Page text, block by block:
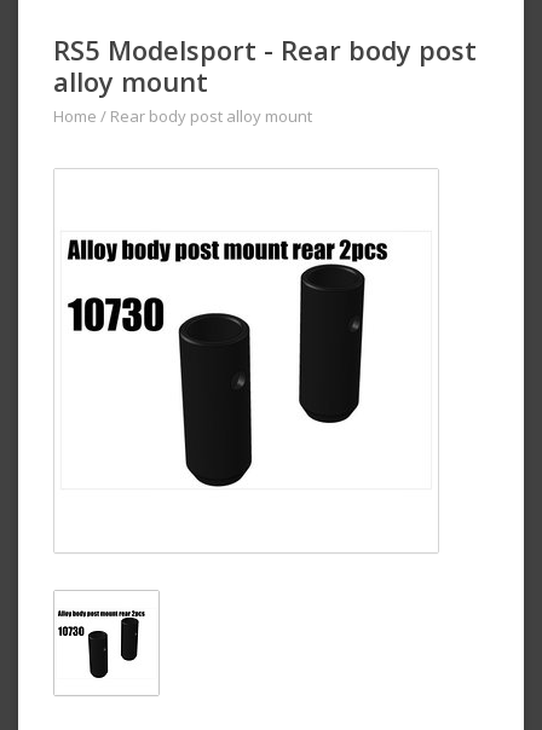
RS5 Modelsport - Rear body post
alloy mount
Home / Rear body post alloy mount